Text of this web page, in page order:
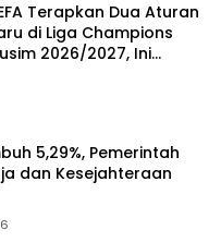
Terapkan Dua Aturan
di Liga Champions
2026/2027, Ini
5,29%, Pemerintah
dan Kesejahteraan